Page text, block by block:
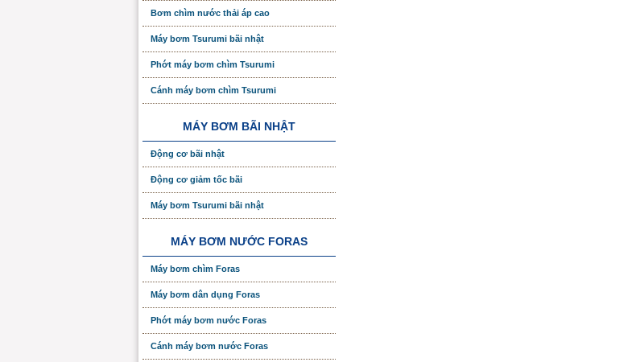
Bơm chìm nước thải áp cao
Máy bơm Tsurumi bãi nhật
Phớt máy bơm chìm Tsurumi
Cánh máy bơm chìm Tsurumi
MÁY BƠM BÃI NHẬT
Động cơ bãi nhật
Động cơ giảm tốc bãi
Máy bơm Tsurumi bãi nhật
MÁY BƠM NƯỚC FORAS
Máy bơm chìm Foras
Máy bơm dân dụng Foras
Phớt máy bơm nước Foras
Cánh máy bơm nước Foras